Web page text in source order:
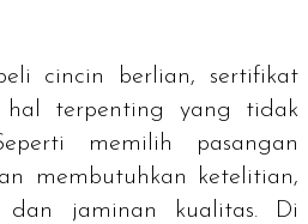
cincin berlian, sertifikat
hal terpenting yang tidak
memilih pasangan
membutuhkan ketelitian,
dan jaminan kualitas. Di